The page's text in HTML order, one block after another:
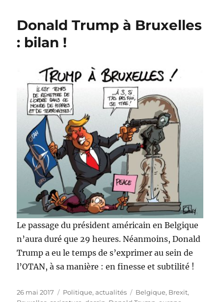
Degey
Donald Trump à Bruxelles
: bilan !
Le passage du président américain en Belgique
n’aura duré que 29 heures. Néanmoins, Donald
Trump a eu le temps de s’exprimer au sein de
l’OTAN, à sa manière : en finesse et subtilité !
Publié
26 mai 2017 Catégories
Politique, actualités Étiquettes
Belgique, Brexit,